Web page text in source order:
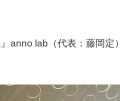
』anno lab（代表：藤岡